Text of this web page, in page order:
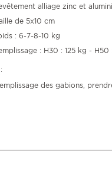
alliage zinc et
de 5x10 cm
: 6-7-8-10 kg
: H30 : 125 kg -
:
des gabions,